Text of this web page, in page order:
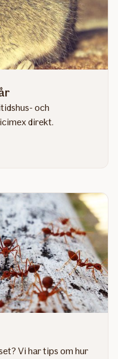
och
direkt.
Vi har tips om hur